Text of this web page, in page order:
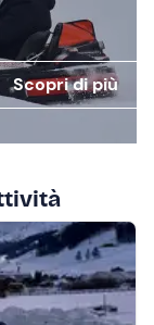
Scopri di più